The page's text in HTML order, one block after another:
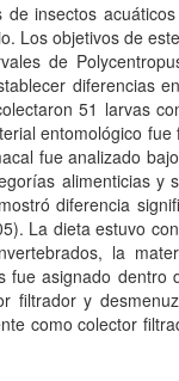
insectos
Los objetivos de
de
diferencias
51 larvas
entomológico
fue analizado
alimenticias y
diferencia
La dieta estuvo
la
fue asignado dentro
filtrador y
como colector